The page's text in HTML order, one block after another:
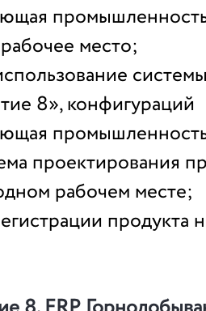
место;
8», конфигураций
проектирования
рабочем месте;
продукта